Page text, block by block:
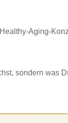
Aging-
sondern was